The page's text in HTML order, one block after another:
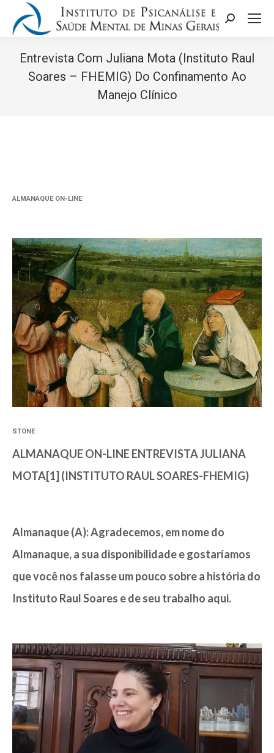
Search:
Entrevista Com Juliana Mota (Instituto Raul
Soares – FHEMIG) Do Confinamento Ao
Manejo Clínico
ALMANAQUE ON-LINE
STONE
ALMANAQUE ON-LINE ENTREVISTA JULIANA
MOTA[1] (INSTITUTO RAUL SOARES-FHEMIG)
Almanaque (A): Agradecemos, em nome do
Almanaque, a sua disponibilidade e gostaríamos
que você nos falasse um pouco sobre a história do
Instituto Raul Soares e de seu trabalho aqui.